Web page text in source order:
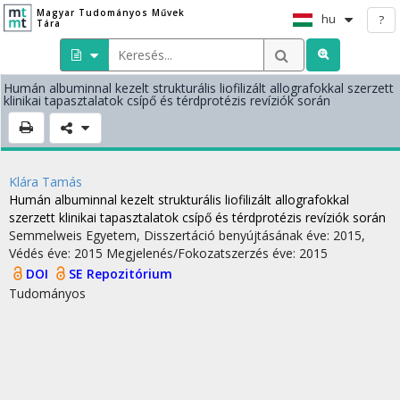
Magyar Tudományos Művek
Tára
hu ?
Humán albuminnal kezelt strukturális liofilizált allografokkal szerzett
klinikai tapasztalatok csípő és térdprotézis revíziók során
Klára Tamás
Humán albuminnal kezelt strukturális liofilizált allografokkal
szerzett klinikai tapasztalatok csípő és térdprotézis revíziók során
Semmelweis Egyetem, Disszertáció benyújtásának éve: 2015,
Védés éve: 2015 Megjelenés/Fokozatszerzés éve: 2015
DOI
SE Repozitórium
Tudományos